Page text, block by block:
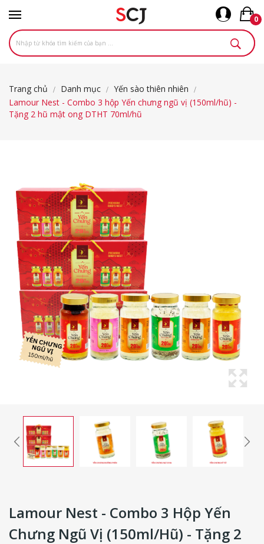
0
Trang chủ Danh mục
Yến sào thiên nhiên
Lamour Nest - Combo 3 hộp Yến chưng ngũ vị (150ml/hũ) -
Tặng 2 hũ mật ong DTHT 70ml/hũ
Lamour Nest - Combo 3 Hộp Yến
Chưng Ngũ Vị (150ml/hũ) - Tặng 2